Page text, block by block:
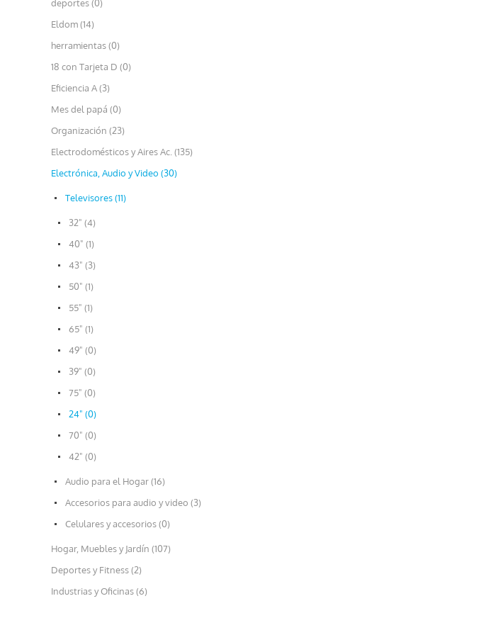
deportes (0)
Eldom (14)
herramientas (0)
18 con Tarjeta D (0)
Eficiencia A (3)
Mes del papá (0)
Organización (23)
Electrodomésticos y Aires Ac. (135)
Electrónica, Audio y Video (30)
Televisores (11)
32" (4)
40" (1)
43" (3)
50" (1)
55" (1)
65" (1)
49" (0)
39" (0)
75" (0)
24" (0)
70" (0)
42" (0)
Audio para el Hogar (16)
Accesorios para audio y video (3)
Celulares y accesorios (0)
Hogar, Muebles y Jardín (107)
Deportes y Fitness (2)
Industrias y Oficinas (6)